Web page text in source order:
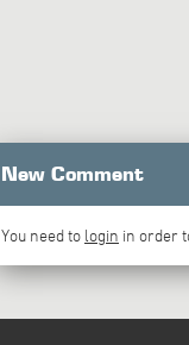
New Comment
You need to login in order